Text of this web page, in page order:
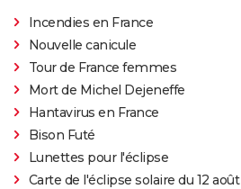
Incendies en France
Nouvelle canicule
Tour de France femmes
Mort de Michel Dejeneffe
Hantavirus en France
Bison Futé
Lunettes pour l'éclipse
Carte de l'éclipse solaire du 12 août